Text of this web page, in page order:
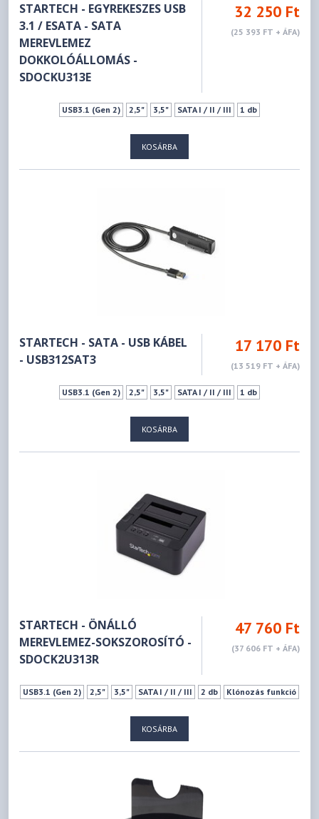
STARTECH - EGYREKESZES USB
3.1 / ESATA - SATA
MEREVLEMEZ
DOKKOLÓÁLLOMÁS -
SDOCKU313E
32 250 Ft
(25 393 FT + ÁFA)
USB3.1 (Gen 2) 2,5" 3,5" SATA I / II / III 1 db
KOSÁRBA
STARTECH - SATA - USB KÁBEL
- USB312SAT3
17 170 Ft
(13 519 FT + ÁFA)
USB3.1 (Gen 2) 2,5" 3,5" SATA I / II / III 1 db
KOSÁRBA
STARTECH - ÖNÁLLÓ
MEREVLEMEZ-SOKSZOROSÍTÓ -
SDOCK2U313R
47 760 Ft
(37 606 FT + ÁFA)
USB3.1 (Gen 2) 2,5" 3,5" SATA I / II / III 2 db Klónozás funkció
KOSÁRBA